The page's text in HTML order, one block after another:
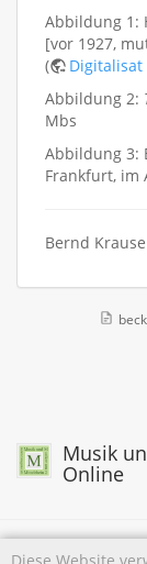
Abbildung 1:
[vor 1927,
(
Digitalisat
Abbildung 2:
Mbs
Abbildung 3:
Frankfurt, im
Bernd Krause
Musik
Online